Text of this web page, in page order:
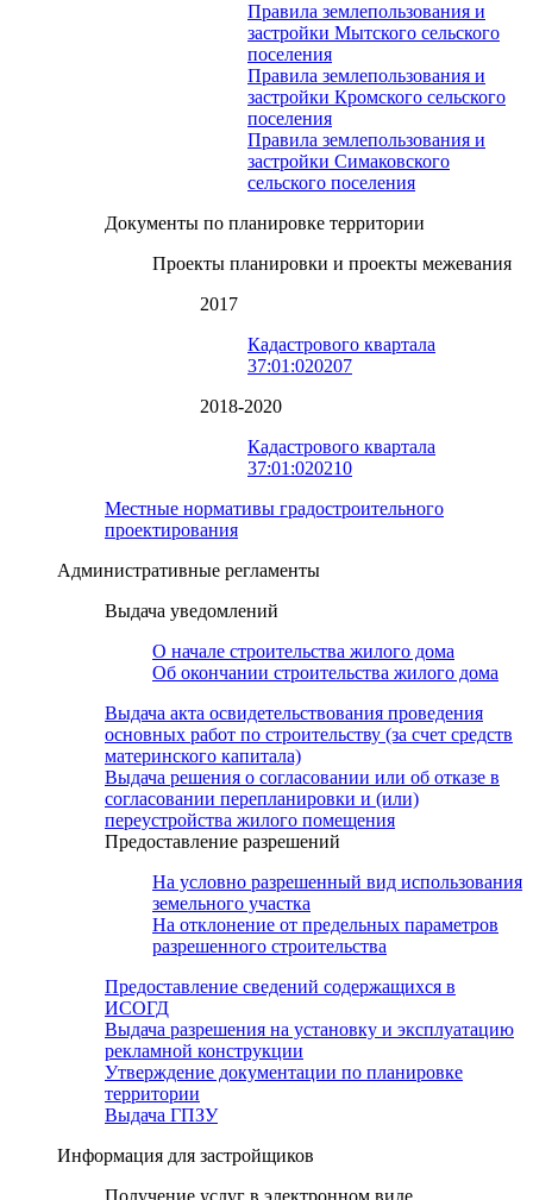
Правила землепользования и
застройки Мытского сельского
поселения
Правила землепользования и
застройки Кромского сельского
поселения
Правила землепользования и
застройки Симаковского
сельского поселения
Документы по планировке территории
Проекты планировки и проекты межевания
2017
Кадастрового квартала
37:01:020207
2018-2020
Кадастрового квартала
37:01:020210
Местные нормативы градостроительного
проектирования
Административные регламенты
Выдача уведомлений
О начале строительства жилого дома
Об окончании строительства жилого дома
Выдача акта освидетельствования проведения
основных работ по строительству (за счет средств
материнского капитала)
Выдача решения о согласовании или об отказе в
согласовании перепланировки и (или)
переустройства жилого помещения
Предоставление разрешений
На условно разрешенный вид использования
земельного участка
На отклонение от предельных параметров
разрешенного строительства
Предоставление сведений содержащихся в
ИСОГД
Выдача разрешения на установку и эксплуатацию
рекламной конструкции
Утверждение документации по планировке
территории
Выдача ГПЗУ
Информация для застройщиков
Получение услуг в электронном виде